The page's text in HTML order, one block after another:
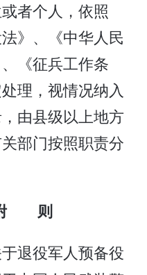
者个人，依照
》、《中华人民
《征兵工作条
理，视情况纳入
由县级以上地方
部门按照职责分
则
退役军人预备役